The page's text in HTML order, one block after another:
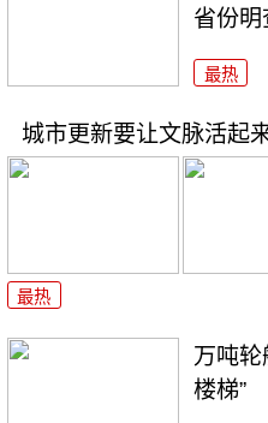
省份
最热
城市更新要让文脉活起
最热
万吨轮
楼梯”